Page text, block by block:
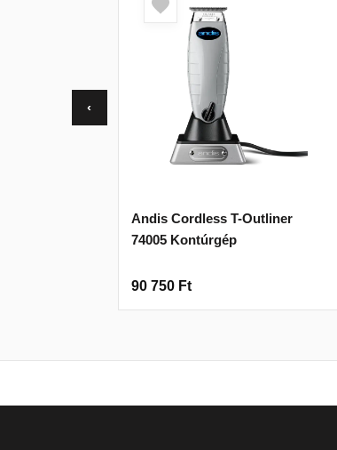
‹
Andis Cordless T-Outliner
74005 Kontúrgép
90 750 Ft